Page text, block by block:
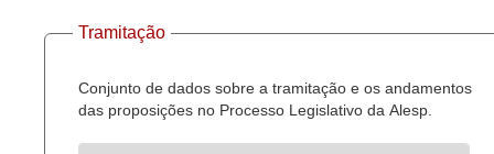
Tramitação
Conjunto de dados sobre a tramitação e os andamentos
das proposições no Processo Legislativo da Alesp.